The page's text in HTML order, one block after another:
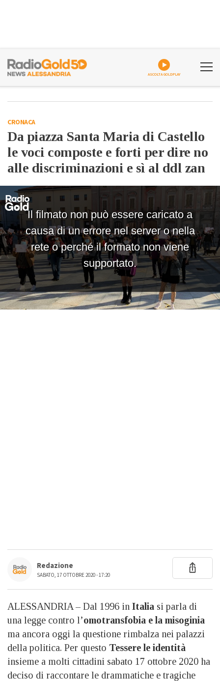
ASCOLTA GOLDPLAY
CRONACA
Da piazza Santa Maria di Castello
le voci composte e forti per dire no
alle discriminazioni e sì al ddl zan
Redazione
SABATO, 17 OTTOBRE 2020 - 17:20
ALESSANDRIA – Dal 1996 in Italia si parla di
una legge contro l’omotransfobia e la misoginia
ma ancora oggi la questione rimbalza nei palazzi
della politica. Per questo Tessere le identità
insieme a molti cittadini sabato 17 ottobre 2020 ha
deciso di raccontare le drammatiche e tragiche